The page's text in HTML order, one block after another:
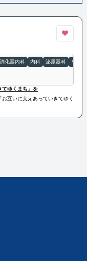
消化器内科 内科 泌尿器科 リハ
てゆくまち」を
互いに支えあっていきてゆく